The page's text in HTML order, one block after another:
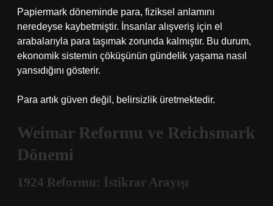
Papiermark döneminde para, fiziksel anlamını
neredeyse kaybetmiştir. İnsanlar alışveriş için el
arabalarıyla para taşımak zorunda kalmıştır. Bu durum,
ekonomik sistemin çöküşünün gündelik yaşama nasıl
yansıdığını gösterir.
Para artık güven değil, belirsizlik üretmektedir.
Weimar Reformu ve Reichsmark
Dönemi
1924 Reformu: İstikrar Arayışı